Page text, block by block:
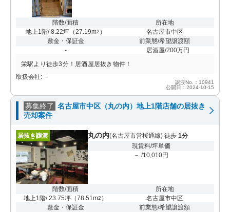
階数/面積
地上1階/ 8.22坪（27.19m2 ）
所在地
名古屋市中区
敷金・保証金
-
前業態/希望譲渡額
居酒屋/200万円
栄駅より徒歩3分！居酒屋居抜き物件！
取扱会社: －
譲渡No.：10941
公開日：2024-10-15
募集終了 名古屋市中区（丸の内）地上1階店舗の居抜き
売却案件
居抜き譲渡 丸の内(名古屋市営桜通線) 徒歩 1分
現賃料/坪単価
－ /10,010円
階数/面積
地上1階/ 23.75坪 （78.51m2 ）
所在地
名古屋市中区
敷金・保証金
前業態/希望譲渡額